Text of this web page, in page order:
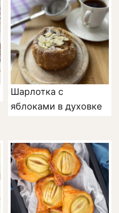
Шарлотка с
яблоками в духовке